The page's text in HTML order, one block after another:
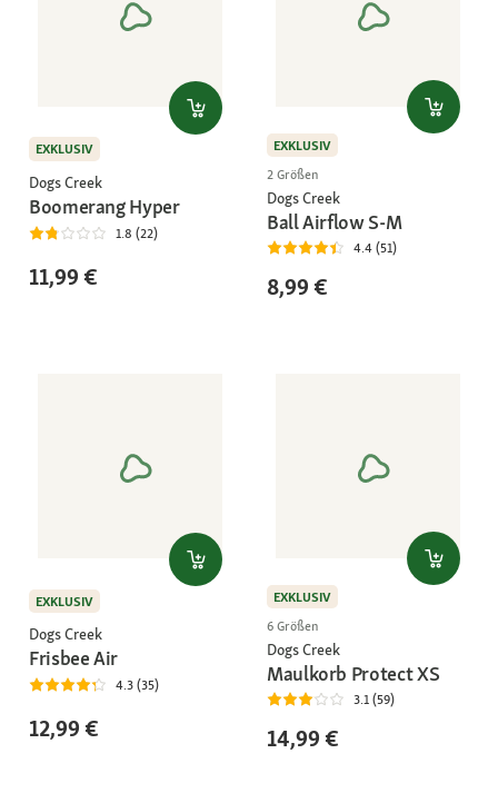
EXKLUSIV
Dogs Creek
Boomerang Hyper
1.8 (22)
11,99 €
EXKLUSIV
2 Größen
Dogs Creek
Ball Airflow S-M
4.4 (51)
8,99 €
EXKLUSIV
Dogs Creek
Frisbee Air
4.3 (35)
12,99 €
EXKLUSIV
6 Größen
Dogs Creek
Maulkorb Protect XS
3.1 (59)
14,99 €